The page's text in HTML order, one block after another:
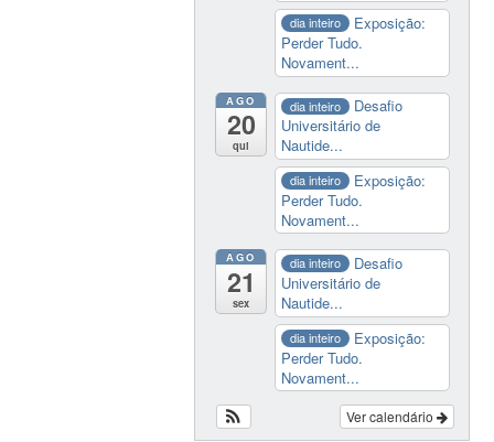
dia inteiro
Exposição:
Perder Tudo.
Novament...
AGO
20
qui
dia inteiro
Desafio
Universitário de
Nautide...
dia inteiro
Exposição:
Perder Tudo.
Novament...
AGO
21
sex
dia inteiro
Desafio
Universitário de
Nautide...
dia inteiro
Exposição:
Perder Tudo.
Novament...
Ver calendário